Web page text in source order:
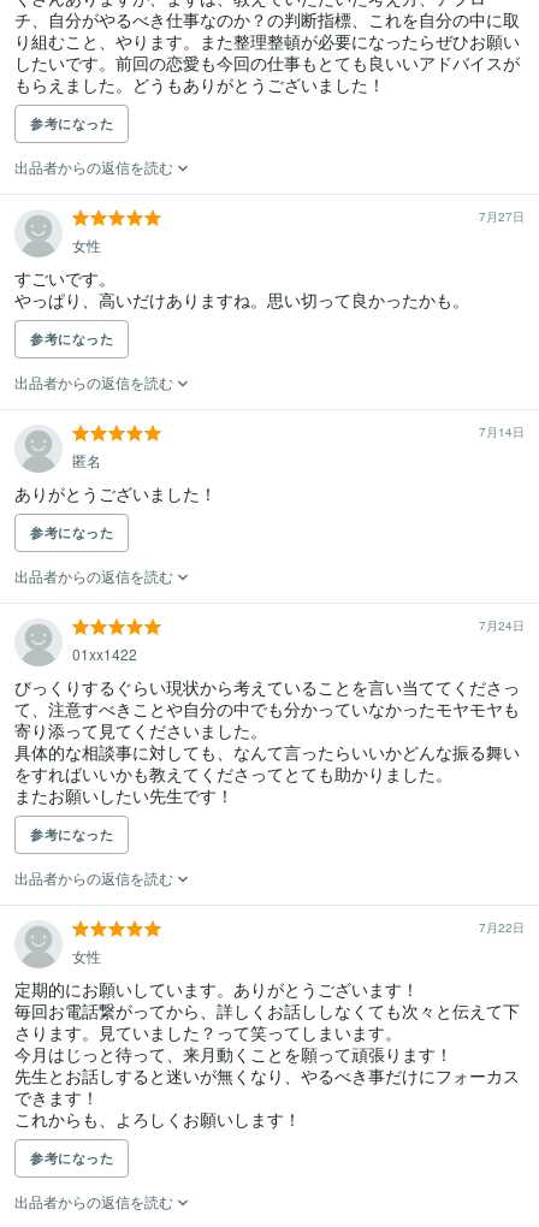
チ、自分がやるべき仕事なのか？の判断指標、これを自分の中に取
り組むこと、やります。また整理整頓が必要になったらぜひお願い
したいです。前回の恋愛も今回の仕事もとても良いいアドバイスが
もらえました。どうもありがとうございました！
参考になった
出品者からの返信を読む
7月27日
女性
すごいです。
やっぱり、高いだけありますね。思い切って良かったかも。
参考になった
出品者からの返信を読む
7月14日
匿名
ありがとうございました！
参考になった
出品者からの返信を読む
7月24日
01xx1422
びっくりするぐらい現状から考えていることを言い当ててくださっ
て、注意すべきことや自分の中でも分かっていなかったモヤモヤも
寄り添って見てくださいました。
具体的な相談事に対しても、なんて言ったらいいかどんな振る舞い
をすればいいかも教えてくださってとても助かりました。
またお願いしたい先生です！
参考になった
出品者からの返信を読む
7月22日
女性
定期的にお願いしています。ありがとうございます！
毎回お電話繋がってから、詳しくお話ししなくても次々と伝えて下
さります。見ていました？って笑ってしまいます。
今月はじっと待って、来月動くことを願って頑張ります！
先生とお話しすると迷いが無くなり、やるべき事だけにフォーカス
できます！
これからも、よろしくお願いします！
参考になった
出品者からの返信を読む